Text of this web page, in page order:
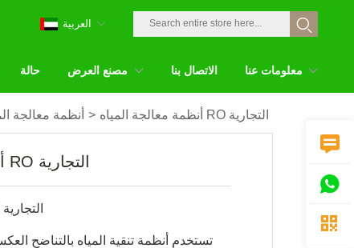
حالة مصنع العرض الاتصال بنا معلومات عنا
العربية
أنظمة معالجة > أنظمة معالجة المياه RO التجارية
أنظمة معالجة المياه RO التجارية
أنظمة معالجة المياه RO التجارية
تستخدم أنظمة تنقية المياه بالتناضح


